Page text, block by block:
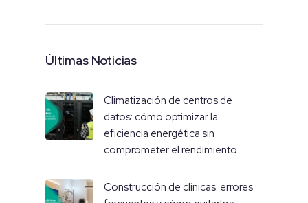
Últimas Noticias
Climatización de centros de
datos: cómo optimizar la
eficiencia energética sin
comprometer el rendimiento
Construcción de clínicas: errores